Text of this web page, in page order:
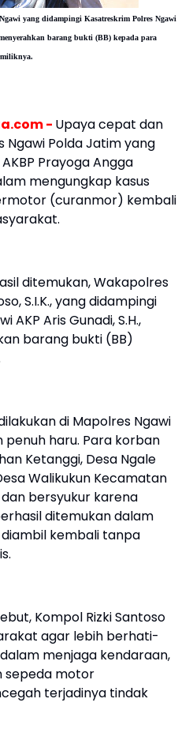
yang didampingi Kasatreskrim Polres Ngawi
barang bukti (BB) kepada para
- Upaya cepat dan
Ngawi Polda Jatim yang
Prayoga Angga
mengungkap kasus
(curanmor) kembali
ditemukan, Wakapolres
S.I.K., yang didampingi
AKP Aris Gunadi, S.H.,
barang bukti (BB)
di Mapolres Ngawi
haru. Para korban
Ketanggi, Desa Ngale
Walikukun Kecamatan
bersyukur karena
ditemukan dalam
kembali tanpa
Kompol Rizki Santoso
agar lebih berhati-
menjaga kendaraan,
sepeda motor
terjadinya tindak